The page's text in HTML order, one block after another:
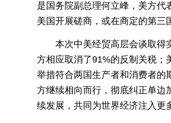
是国务院副总理何立峰，美方代
美国开展磋商，或在商定的第三
本次中美经贸高层会谈取得
方相应取消了91%的反制关税；
举措符合两国生产者和消费者的
方继续相向而行，彻底纠正单边
续发展，共同为世界经济注入更